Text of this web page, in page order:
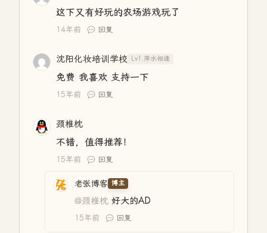
这下又有好玩的农场游戏玩了
14年前 回复
沈阳化妆培训学校 Lv1.萍水相逢
免费 我喜欢 支持一下
15年前 回复
颈椎枕
不错，值得推荐！
15年前 回复
老张博客 博主
@颈椎枕 好大的AD
15年前 回复